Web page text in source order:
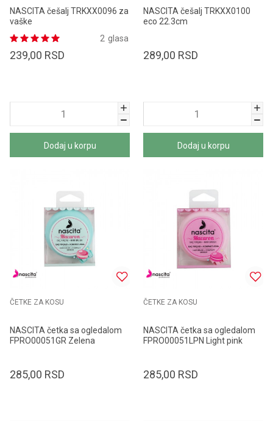
NASCITA češalj TRKXX0096 za
vaške
glasa
2
239,00 RSD
Dodaj u korpu
NASCITA češalj TRKXX0100
eco 22.3cm
289,00 RSD
Dodaj u korpu
ČETKE ZA KOSU
NASCITA četka sa ogledalom
FPRO00051GR Zelena
285,00 RSD
ČETKE ZA KOSU
NASCITA četka sa ogledalom
FPRO00051LPN Light pink
285,00 RSD